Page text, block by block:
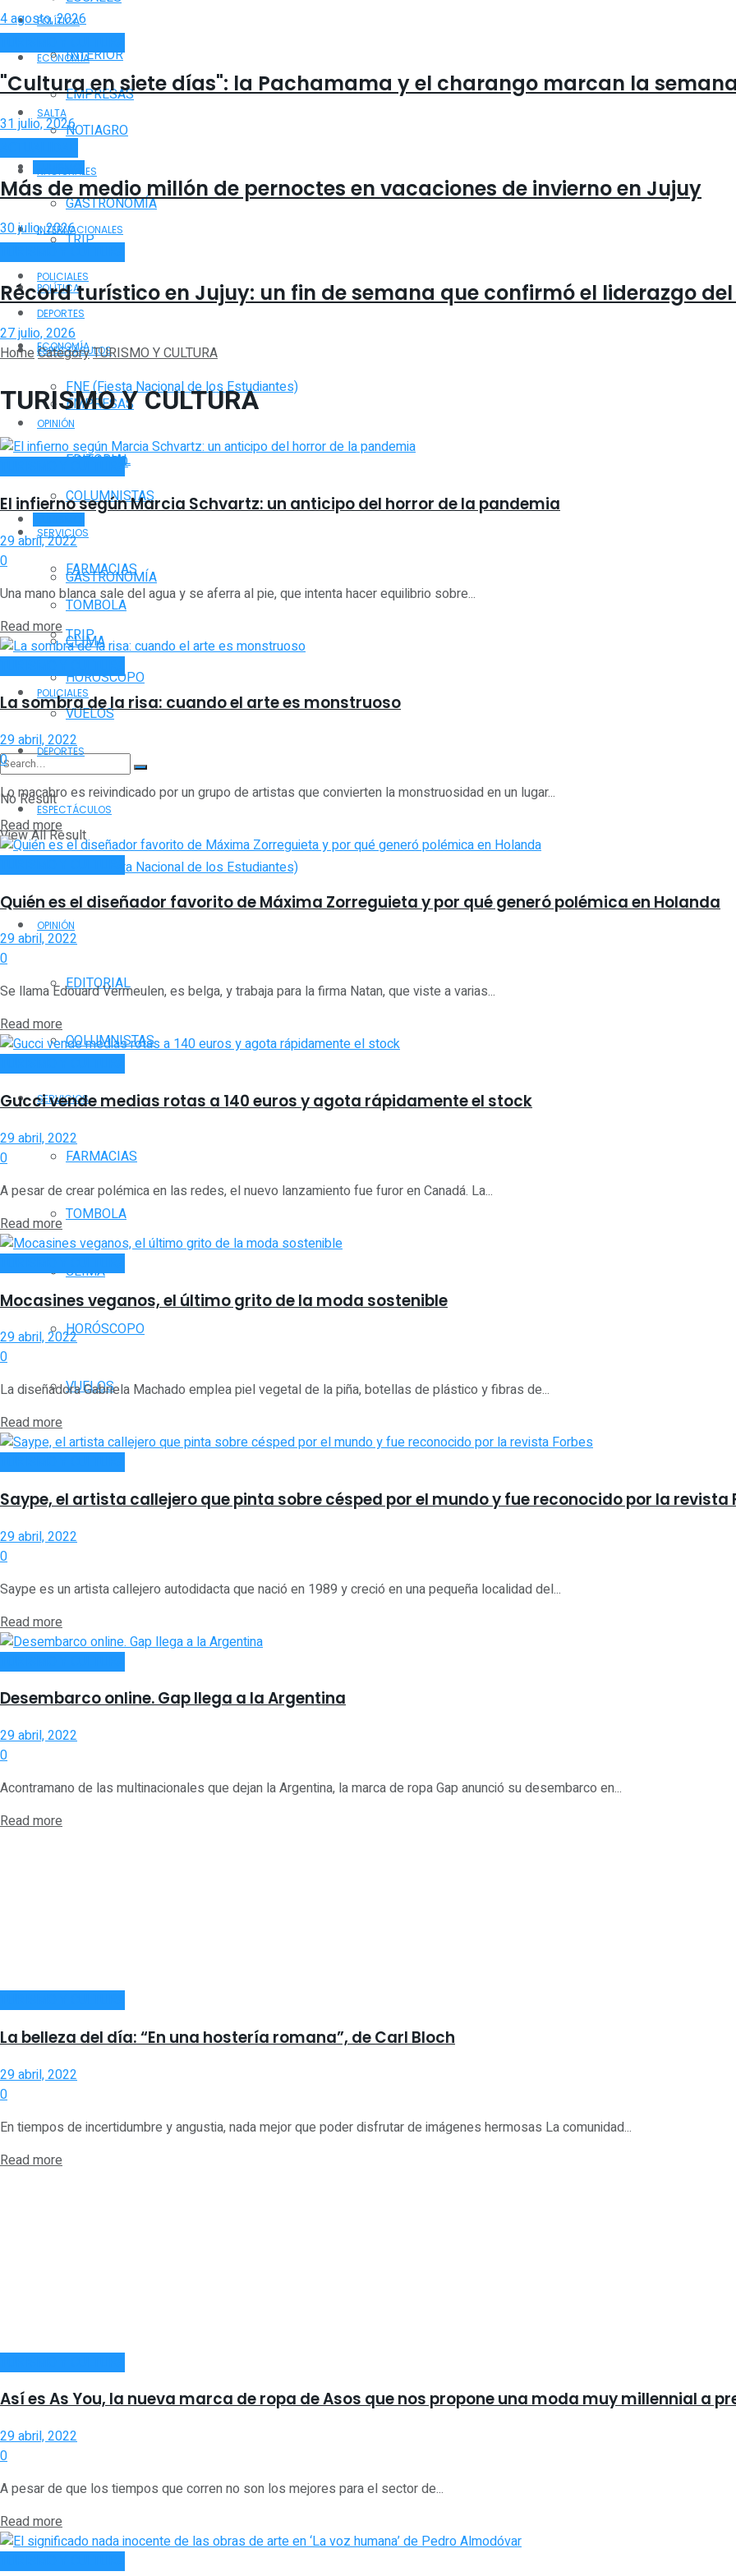
POLÍTICA
ECONOMÍA
EMPRESAS
NOTIAGRO
GASTRONOMÍA
TRIP
POLICIALES
DEPORTES
ESPECTÁCULOS
FNE (Fiesta Nacional de los Estudiantes)
OPINIÓN
EDITORIAL
COLUMNISTAS
SERVICIOS
FARMACIAS
TOMBOLA
CLIMA
HORÓSCOPO
VUELOS
No Result
View All Result
INTERIOR
SALTA
NACIONALES
INTERNACIONALES
POLÍTICA
ECONOMÍA
EMPRESAS
NOTIAGRO
GASTRONOMÍA
TRIP
POLICIALES
DEPORTES
ESPECTÁCULOS
FNE (Fiesta Nacional de los Estudiantes)
OPINIÓN
EDITORIAL
COLUMNISTAS
SERVICIOS
FARMACIAS
TOMBOLA
CLIMA
HORÓSCOPO
VUELOS
4 agosto, 2026
"Cultura en siete días": la Pachamama y el charango marcan la
31 julio, 2026
Más de medio millón de pernoctes en vacaciones de invierno en Jujuy
30 julio, 2026
Récord turístico en Jujuy: un fin de semana que confirmó el liderazgo
27 julio, 2026
HomeCategoryTURISMO Y CULTURA
TURISMO Y CULTURA
El infierno según Marcia Schvartz: un anticipo del horror de la pandemia
29 abril, 2022
0
Una mano blanca sale del agua y se aferra al pie, que intenta hacer equilibrio sobre...
Read more
La sombra de la risa: cuando el arte es monstruoso
29 abril, 2022
0
Lo macabro es reivindicado por un grupo de artistas que convierten la monstruosidad en un lugar...
Read more
Quién es el diseñador favorito de Máxima Zorreguieta y por qué generó polémica en Holanda
29 abril, 2022
0
Se llama Edouard Vermeulen, es belga, y trabaja para la firma Natan, que viste a varias...
Read more
Gucci vende medias rotas a 140 euros y agota rápidamente el stock
29 abril, 2022
0
A pesar de crear polémica en las redes, el nuevo lanzamiento fue furor en Canadá. La...
Read more
Mocasines veganos, el último grito de la moda sostenible
29 abril, 2022
0
La diseñadora Gabriela Machado emplea piel vegetal de la piña, botellas de plástico y fibras de...
Read more
Saype, el artista callejero que pinta sobre césped por el mundo y fue reconocido por la revista
29 abril, 2022
0
Saype es un artista callejero autodidacta que nació en 1989 y creció en una pequeña localidad del...
Read more
Desembarco online. Gap llega a la Argentina
29 abril, 2022
0
Acontramano de las multinacionales que dejan la Argentina, la marca de ropa Gap anunció su desembarco en...
Read more
La belleza del día: “En una hostería romana”, de Carl Bloch
29 abril, 2022
0
En tiempos de incertidumbre y angustia, nada mejor que poder disfrutar de imágenes hermosas La comunidad...
Read more
Así es As You, la nueva marca de ropa de Asos que nos propone una moda muy millennial a
29 abril, 2022
0
A pesar de que los tiempos que corren no son los mejores para el sector de...
Read more